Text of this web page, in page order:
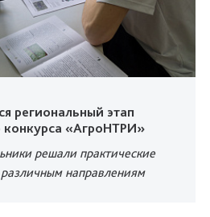
региональный этап
«АгроНТРИ»
решали практические
направлениям